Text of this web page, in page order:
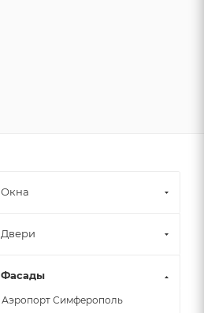
Окна
Двери
Фасады
Аэропорт Симферополь